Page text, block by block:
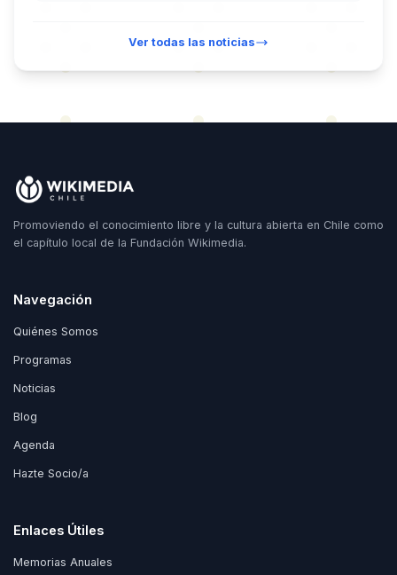
Ver todas las noticias
Promoviendo el conocimiento libre y la cultura abierta en Chile como
el capítulo local de la Fundación Wikimedia.
Navegación
Quiénes Somos
Programas
Noticias
Blog
Agenda
Hazte Socio/a
Enlaces Útiles
Memorias Anuales